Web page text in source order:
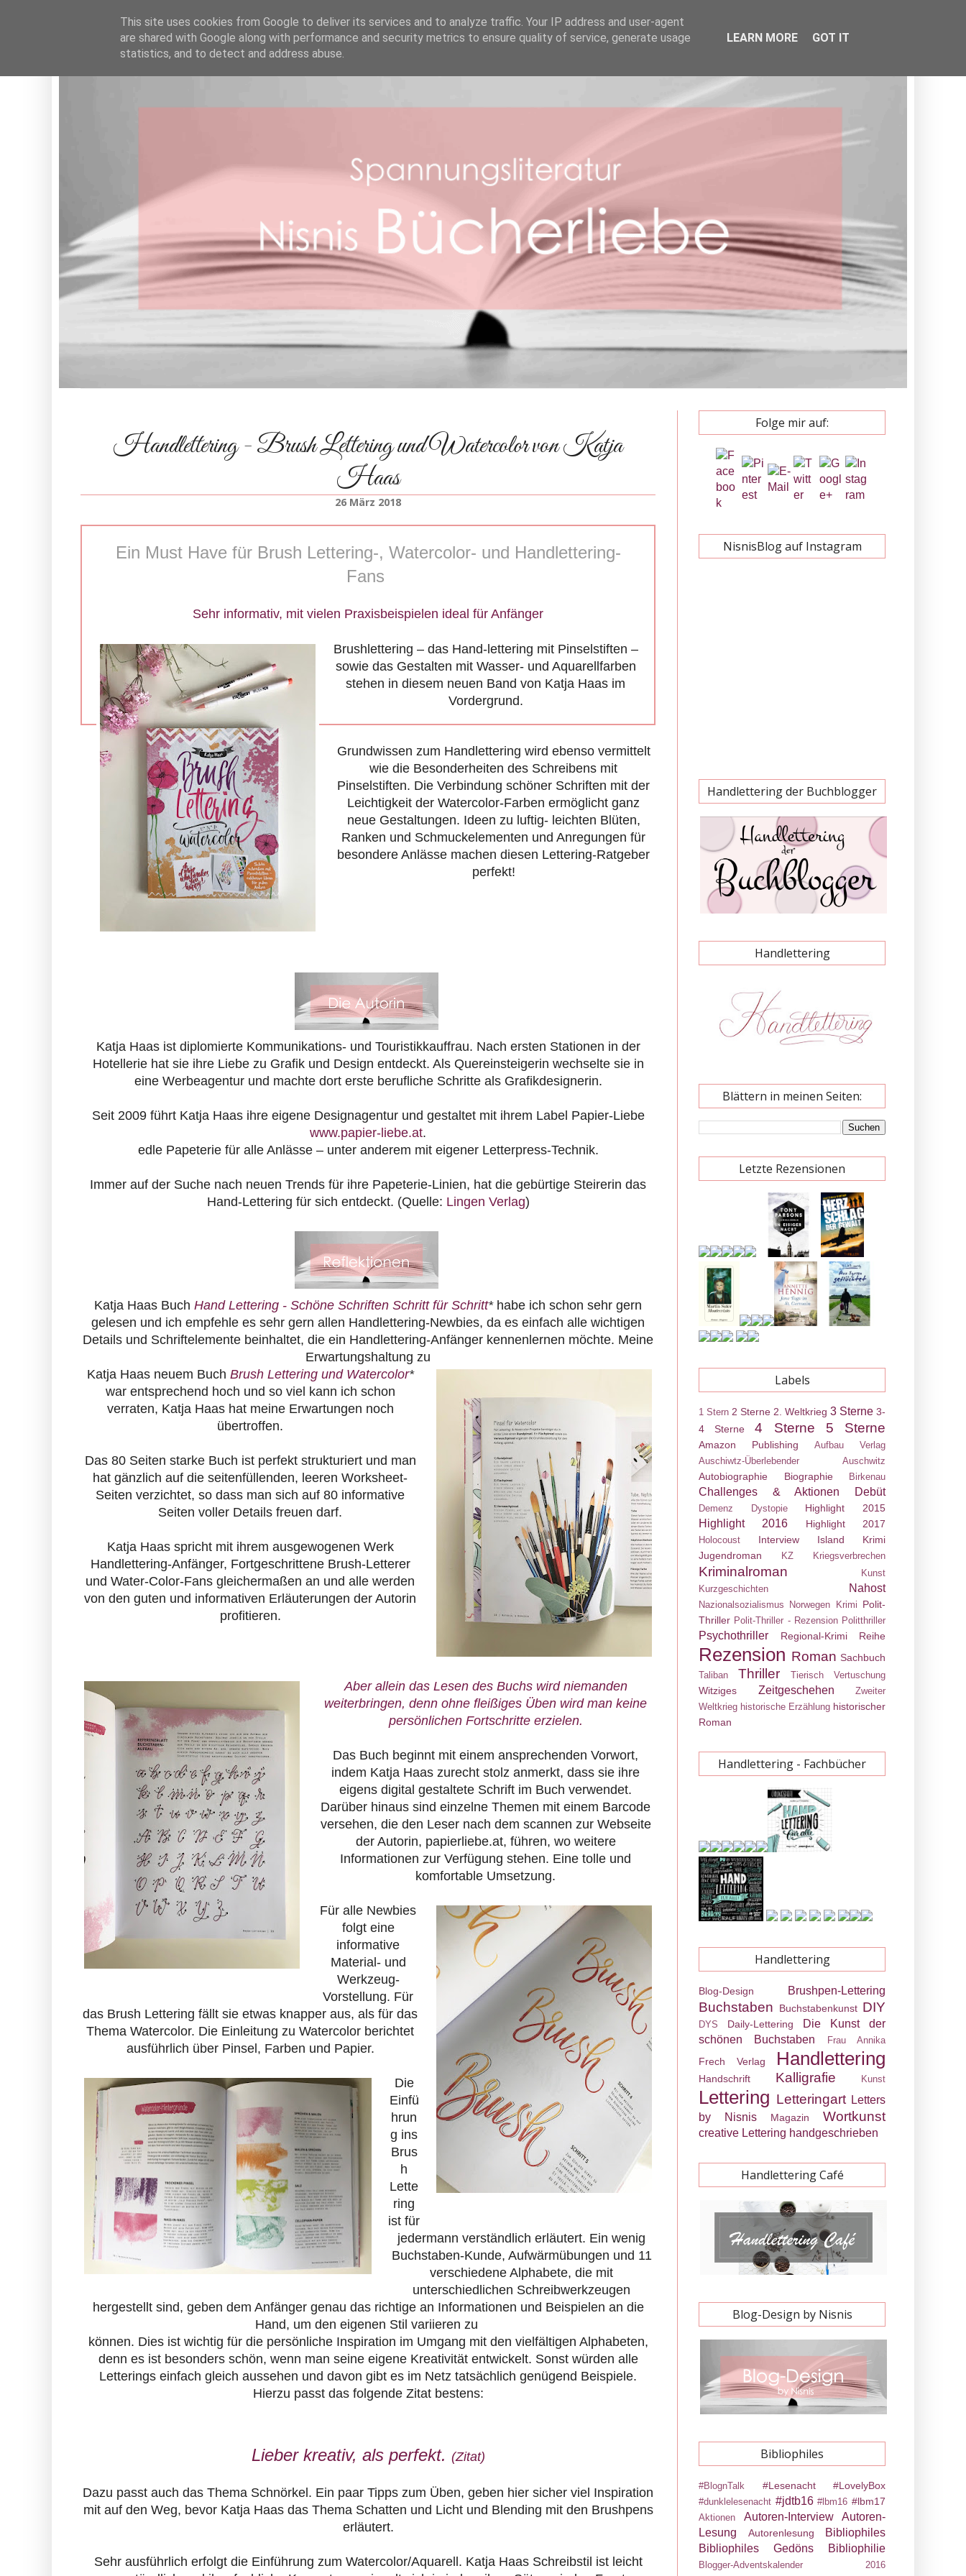
Handlettering - Brush Lettering und Watercolor von Katja
Haas
26 März 2018
Ein Must Have für Brush Lettering-, Watercolor- und Handlettering-
Fans
Sehr informativ, mit vielen Praxisbeispielen ideal für Anfänger
Brushlettering – das Hand-lettering mit Pinselstiften –
sowie das Gestalten mit Wasser- und Aquarellfarben
stehen in diesem neuen Band von Katja Haas im
Vordergrund.
Grundwissen zum Handlettering wird ebenso vermittelt
wie die Besonderheiten des Schreibens mit
Pinselstiften. Die Verbindung schöner Schriften mit der
Leichtigkeit der Watercolor-Farben ermöglicht ganz
neue Gestaltungen. Ideen zu luftig- leichten Blüten,
Ranken und Schmuckelementen und Anregungen für
besondere Anlässe machen diesen Lettering-Ratgeber
perfekt!
Katja Haas ist diplomierte Kommunikations- und Touristikkauffrau. Nach ersten Stationen in der
Hotellerie hat sie ihre Liebe zu Grafik und Design entdeckt. Als Quereinsteigerin wechselte sie in
eine Werbeagentur und machte dort erste berufliche Schritte als Grafikdesignerin.
Seit 2009 führt Katja Haas ihre eigene Designagentur und gestaltet mit ihrem Label Papier-Liebe
www.papier-liebe.at.
edle Papeterie für alle Anlässe – unter anderem mit eigener Letterpress-Technik.
Immer auf der Suche nach neuen Trends für ihre Papeterie-Linien, hat die gebürtige Steirerin das
Hand-Lettering für sich entdeckt. (Quelle: Lingen Verlag)
Katja Haas Buch Hand Lettering - Schöne Schriften Schritt für Schritt*habe ich schon sehr gern
gelesen und ich empfehle es sehr gern allen Handlettering-Newbies, da es einfach alle wichtigen
Details und Schriftelemente beinhaltet, die ein Handlettering-Anfänger kennenlernen möchte. Meine
Erwartungshaltung zu
Katja Haas neuem Buch Brush Lettering und Watercolor*
war entsprechend hoch und so viel kann ich schon
verraten, Katja Haas hat meine Erwartungen noch
übertroffen.
Das 80 Seiten starke Buch ist perfekt strukturiert und man
hat gänzlich auf die seitenfüllenden, leeren Worksheet-
Seiten verzichtet, so dass man sich auf 80 informative
Seiten voller Details freuen darf.
Katja Haas spricht mit ihrem ausgewogenen Werk
Handlettering-Anfänger, Fortgeschrittene Brush-Letterer
und Water-Color-Fans gleichermaßen an und alle werden
von den guten und informativen Erläuterungen der Autorin
profitieren.
Aber allein das Lesen des Buchs wird niemanden
weiterbringen, denn ohne fleißiges Üben wird man keine
persönlichen Fortschritte erzielen.
Das Buch beginnt mit einem ansprechenden Vorwort,
indem Katja Haas zurecht stolz anmerkt, dass sie ihre
eigens digital gestaltete Schrift im Buch verwendet.
Darüber hinaus sind einzelne Themen mit einem Barcode
versehen, die den Leser nach dem scannen zur Webseite
der Autorin, papierliebe.at, führen, wo weitere
Informationen zur Verfügung stehen. Eine tolle und
komfortable Umsetzung.
Für alle Newbies
folgt eine
informative
Material- und
Werkzeug-
Vorstellung. Für
das Brush Lettering fällt sie etwas knapper aus, als für das
Thema Watercolor. Die Einleitung zu Watercolor berichtet
ausführlich über Pinsel, Farben und Papier.
Die
Einfü
hrun
g ins
Brus
h
Lette
ring
ist für
jedermann verständlich erläutert. Ein wenig
Buchstaben-Kunde, Aufwärmübungen und 11
verschiedene Alphabete, die mit
unterschiedlichen Schreibwerkzeugen
hergestellt sind, geben dem Anfänger genau das richtige an Informationen und Beispielen an die
Hand, um den eigenen Stil variieren zu
können. Dies ist wichtig für die persönliche Inspiration im Umgang mit den vielfältigen Alphabeten,
denn es ist besonders schön, wenn man seine eigene Kreativität entwickelt. Sonst würden alle
Letterings einfach gleich aussehen und davon gibt es im Netz tatsächlich genügend Beispiele.
Hierzu passt das folgende Zitat bestens:
Lieber kreativ, als perfekt. (Zitat)
Dazu passt auch das Thema Schnörkel. Ein paar Tipps zum Üben, geben hier sicher viel Inspiration
mit auf den Weg, bevor Katja Haas das Thema Schatten und Licht und Blending mit den Brushpens
erläutert.
Sehr ausführlich erfolgt die Einführung zum Watercolor/Aquarell. Katja Haas Schreibstil ist leicht
Folge mir auf:
NisnisBlog auf Instagram
Handlettering der Buchblogger
Handlettering
Blättern in meinen Seiten:
Letzte Rezensionen
Labels
1 Stern 2 Sterne 2. Weltkrieg 3 Sterne 3-
4 Sterne
4 Sterne 5 Sterne
Amazon Publishing
Aufbau Verlag
Auschiwtz-Überlebender
Auschwitz
Autobiographie Biographie Birkenau
Challenges & Aktionen Debüt
Demenz Dystopie Highlight 2015
Highlight 2016 Highlight 2017
Holocoust Interview
Island Krimi
Jugendroman
KZ Kriegsverbrechen
Kriminalroman
Kunst
Kurzgeschichten
Nahost
Nazionalsozialismus Norwegen Krimi Polit-
Thriller Polit-Thriller - Rezension Politthriller
Psychothriller Regional-Krimi Reihe
Rezension Roman Sachbuch
Taliban Thriller Tierisch Vertuschung
Witziges Zeitgeschehen
Zweiter
Weltkrieg historische Erzählung historischer
Roman
Handlettering - Fachbücher
Handlettering
Blog-Design Brushpen-Lettering
Buchstaben Buchstabenkunst DIY
DYS Daily-Lettering
Die Kunst der
schönen Buchstaben
Frau Annika
Frech Verlag Handlettering
Handschrift Kalligrafie Kunst
Lettering Letteringart Letters
by Nisnis
Magazin Wortkunst
creative Lettering handgeschrieben
Handlettering Café
Blog-Design by Nisnis
Bibliophiles
#BlognTalk #Lesenacht #LovelyBox
#dunklelesenacht #jdtb16 #lbm16 #lbm17
Aktionen Autoren-Interview
Autoren-
Lesung
Autorenlesung
Bibliophiles
Bibliophiles Gedöns
Bibliophilie
Blogger-Adventskalender 2016
This site uses cookies from Google to deliver its services and to analyze traffic. Your IP address and user-agent
are shared with Google along with performance and security metrics to ensure quality of service, generate usage
statistics, and to detect and address abuse.
LEARN MORE GOT IT